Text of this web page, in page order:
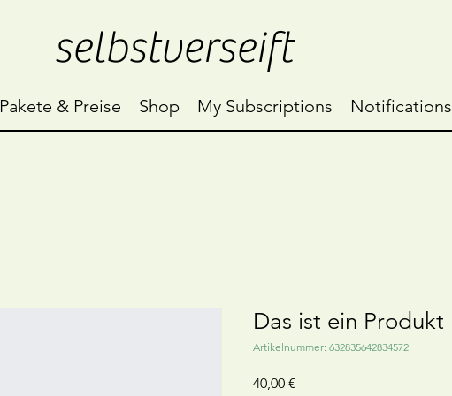
selbstverseift
Pakete & Preise Shop My Subscriptions Notifications
Das ist ein Produkt
Artikelnummer: 632835642834572
40,00 €